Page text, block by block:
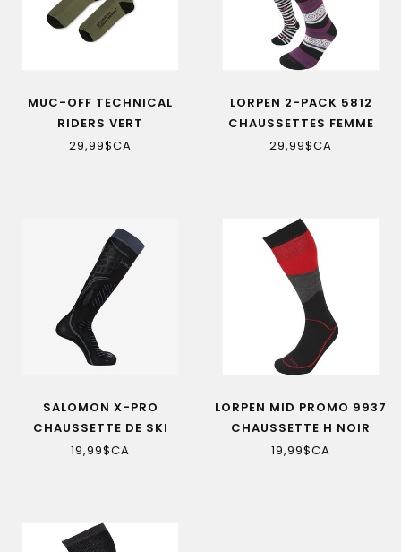
MUC-OFF TECHNICAL
RIDERS VERT
CHAUSSETTE
29,99$CA
LORPEN 2-PACK 5812
CHAUSSETTES FEMME
MAUVE
29,99$CA
SALOMON X-PRO
CHAUSSETTE DE SKI
NOIR-GRIS
19,99$CA
LORPEN MID PROMO 9937
CHAUSSETTE H NOIR
19,99$CA